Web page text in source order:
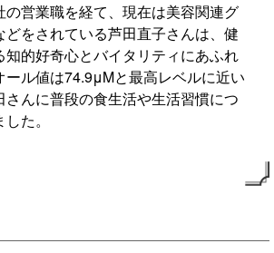
の営業職を経て、現在は美容関連グ
どをされている芦田直子さんは、健
知的好奇心とバイタリティにあふれ
ール値は74.9μMと最高レベルに近い
んに普段の食生活や生活習慣につ
た。